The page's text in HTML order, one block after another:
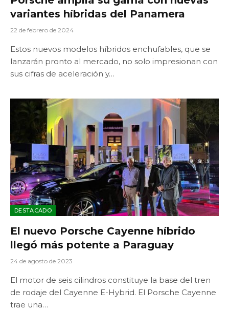
variantes híbridas del Panamera
22 de febrero de 2024
Estos nuevos modelos híbridos enchufables, que se
lanzarán pronto al mercado, no solo impresionan con
sus cifras de aceleración y…
DESTACADO
El nuevo Porsche Cayenne híbrido
llegó más potente a Paraguay
24 de agosto de 2023
El motor de seis cilindros constituye la base del tren
de rodaje del Cayenne E-Hybrid. El Porsche Cayenne
trae una…